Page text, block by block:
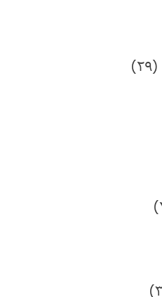
(۲۹)